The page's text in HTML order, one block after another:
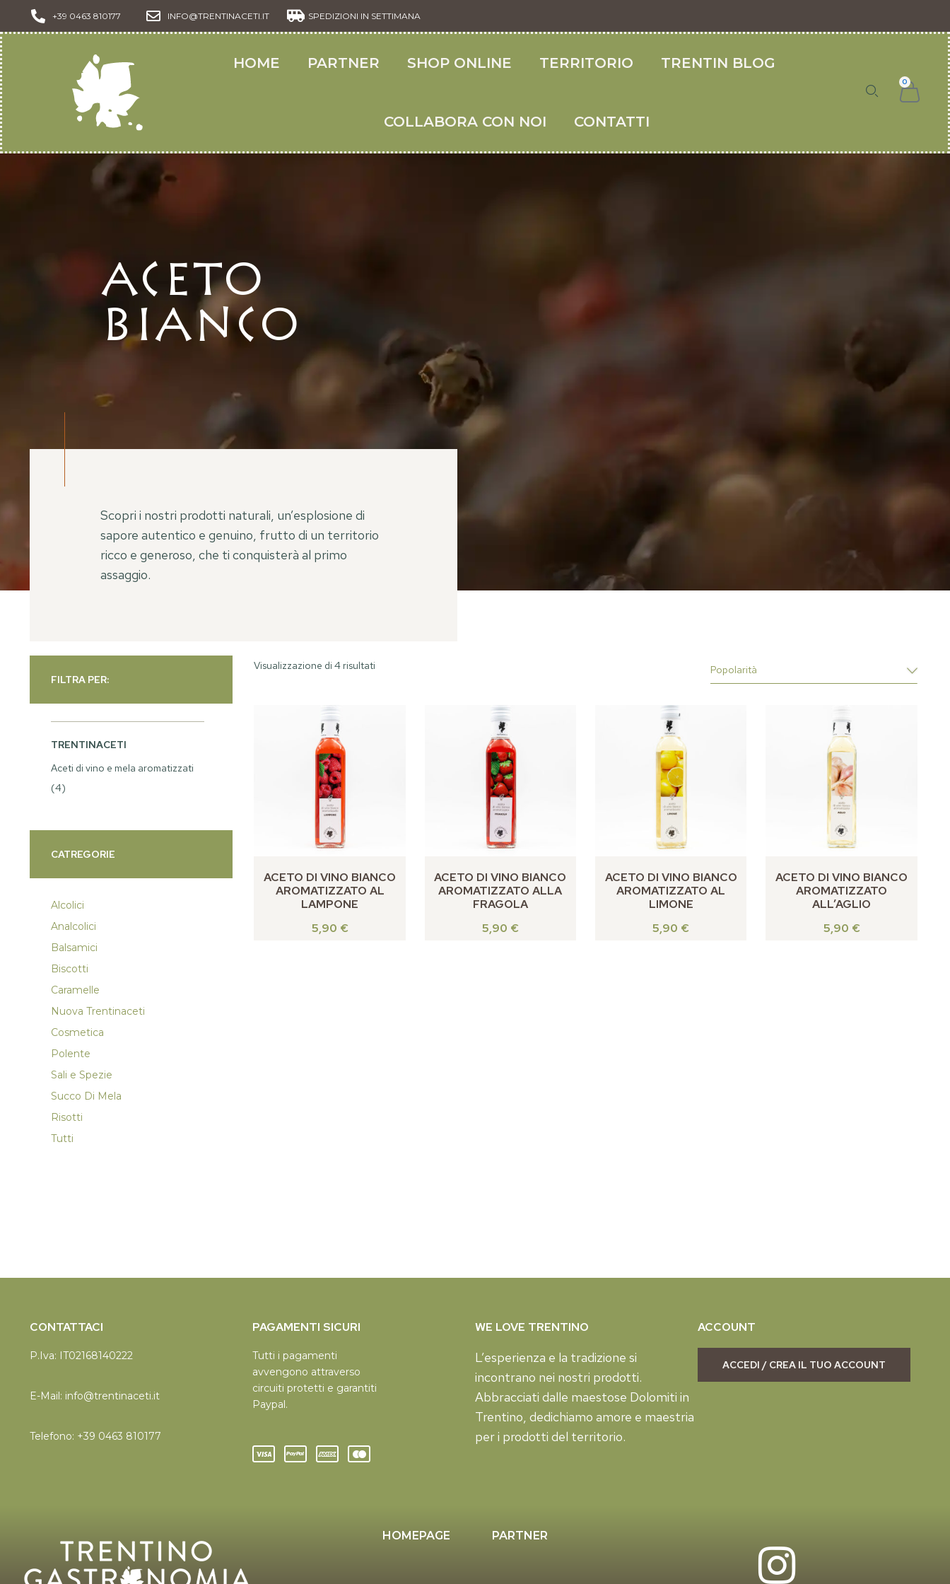
+39 0463 810177 INFO@TRENTINACETI.IT SPEDIZIONI IN SETTIMANA
HOME PARTNER SHOP ONLINE TERRITORIO TRENTIN BLOG
COLLABORA CON NOI CONTATTI
0
Aceto
Bianco
Scopri i nostri prodotti naturali, un’esplosione di
sapore autentico e genuino, frutto di un territorio
ricco e generoso, che ti conquisterà al primo
assaggio.
FILTRA PER:
TRENTINACETI
Aceti di vino e mela aromatizzati
(4)
CATREGORIE
Alcolici
Analcolici
Balsamici
Biscotti
Caramelle
Nuova Trentinaceti
Cosmetica
Polente
Sali e Spezie
Succo Di Mela
Risotti
Tutti
Visualizzazione di 4 risultati
ACETO DI VINO BIANCO
AROMATIZZATO AL
LAMPONE
5,90 €
ACETO DI VINO BIANCO
AROMATIZZATO ALLA
FRAGOLA
5,90 €
ACETO DI VINO BIANCO
AROMATIZZATO AL
LIMONE
5,90 €
ACETO DI VINO BIANCO
AROMATIZZATO
ALL’AGLIO
5,90 €
CONTATTACI
P.Iva: IT02168140222
E-Mail: info@trentinaceti.it
Telefono: +39 0463 810177
PAGAMENTI SICURI
Tutti i pagamenti
avvengono attraverso
circuiti protetti e garantiti
Paypal.
WE LOVE TRENTINO
L’esperienza e la tradizione si
incontrano nei nostri prodotti.
Abbracciati dalle maestose Dolomiti in
Trentino, dedichiamo amore e maestria
per i prodotti del territorio.
ACCOUNT
ACCEDI / CREA IL TUO ACCOUNT
HOMEPAGE PARTNER